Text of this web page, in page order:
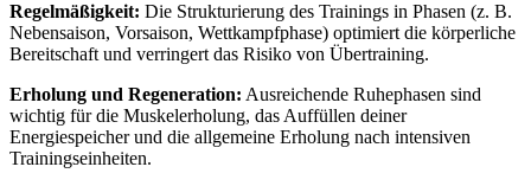
Regelmäßigkeit: Die Strukturierung des Trainings in Phasen (z. B.
Nebensaison, Vorsaison, Wettkampfphase) optimiert die körperliche
Bereitschaft und verringert das Risiko von Übertraining.
Erholung und Regeneration: Ausreichende Ruhephasen sind
wichtig für die Muskelerholung, das Auffüllen deiner
Energiespeicher und die allgemeine Erholung nach intensiven
Trainingseinheiten.